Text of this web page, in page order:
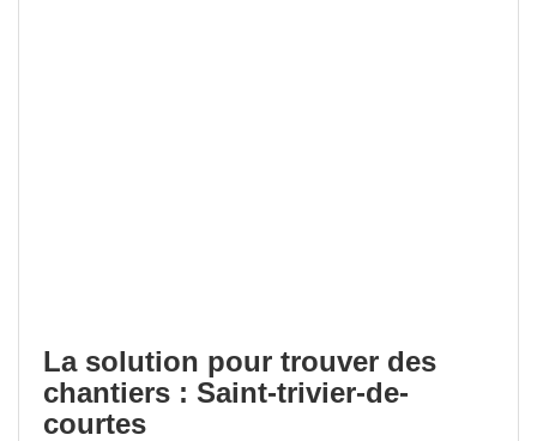
La solution pour trouver des
chantiers : Saint-trivier-de-
courtes